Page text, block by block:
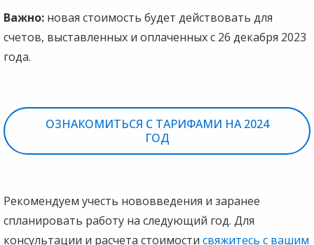
Важно: новая стоимость будет действовать для
счетов, выставленных и оплаченных с 26 декабря 2023
года.
ОЗНАКОМИТЬСЯ С ТАРИФАМИ НА 2024
ГОД
Рекомендуем учесть нововведения и заранее
спланировать работу на следующий год. Для
консультации и расчета стоимости свяжитесь с вашим